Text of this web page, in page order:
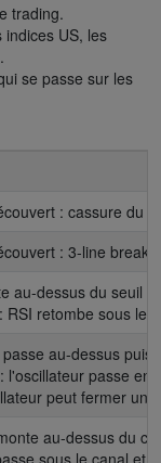
trading.
indices US, les
se passe sur les
: cassure du
: 3-line break.
au-dessus du seuil ;
RSI retombe sous le
au-dessus puis
l'oscillateur passe en
peut fermer
au-dessus du
sous le canal et